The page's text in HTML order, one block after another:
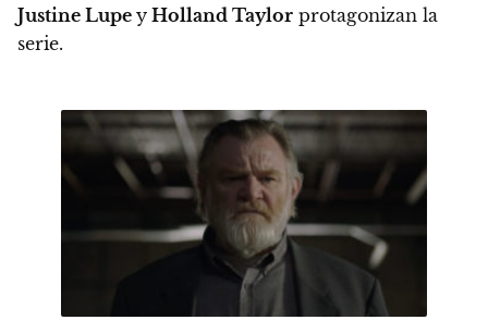
Justine Lupe y Holland Taylor protagonizan la
serie.